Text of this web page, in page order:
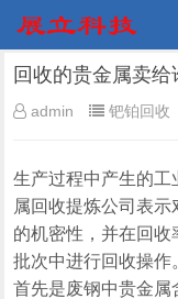
回收的贵金属卖
admin 钯铂回收
生产过程中产生的工
属回收提炼公司表
的机密性，并在回
批次中进行回收操作
首先是废钢中贵金属